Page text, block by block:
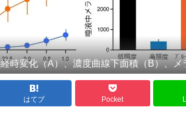
時変化（A）、濃度曲線下面積（B）、
はてブ Pocket